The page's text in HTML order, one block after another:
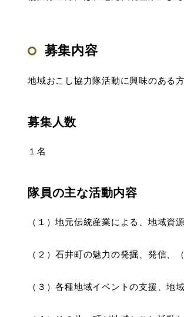
募集内容
地域おこし協力隊活動に興味のある
募集人数
１名
隊員の主な活動内容
（１）地元伝統産業による、地域
（２）石井町の魅力の発掘、発信、
（３）各種地域イベントの支援、地